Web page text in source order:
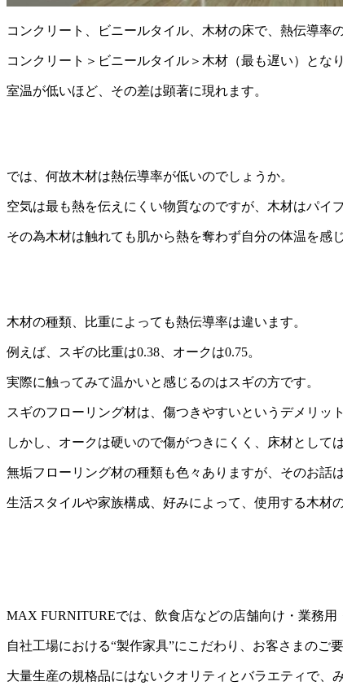
コンクリート、ビニールタイル、木材の床で、熱伝導率
コンクリート＞ビニールタイル＞木材（最も遅い）となり
室温が低いほど、その差は顕著に現れます。
では、何故木材は熱伝導率が低いのでしょうか。
空気は最も熱を伝えにくい物質なのですが、木材はパイ
その為木材は触れても肌から熱を奪わず自分の体温を感
木材の種類、比重によっても熱伝導率は違います。
例えば、スギの比重は0.38、オークは0.75。
実際に触ってみて温かいと感じるのはスギの方です。
スギのフローリング材は、傷つきやすいというデメリッ
しかし、オークは硬いので傷がつきにくく、床材として
無垢フローリング材の種類も色々ありますが、そのお話
生活スタイルや家族構成、好みによって、使用する木材
MAX FURNITUREでは、飲食店などの店舗向け・業務
自社工場における“製作家具”にこだわり、お客さまのご
大量生産の規格品にはないクオリティとバラエティで、